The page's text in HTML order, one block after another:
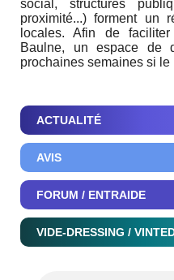
social, structures
proximité...) forment un
locales. Afin de
Baulne, un espace de
prochaines semaines si le
ACTUALITÉ
AVIS
FORUM / ENTRAIDE
VIDE-DRESSING /